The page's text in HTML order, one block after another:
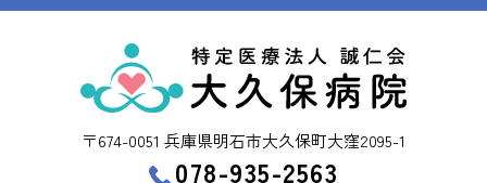
〒674-0051 兵庫県明石市大久保町大窪2095-1
078-935-2563